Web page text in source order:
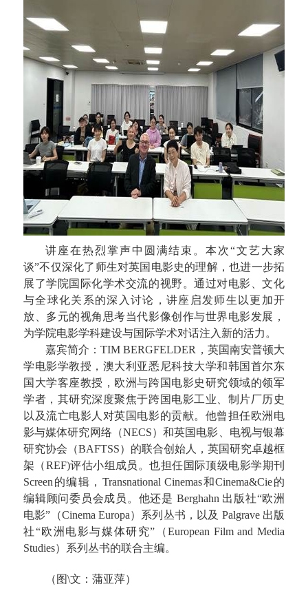
讲座在热烈掌声中圆满结束。本次“文艺大家
谈”不仅深化了师生对英国电影史的理解，也进一步拓
展了学院国际化学术交流的视野。通过对电影、文化
与全球化关系的深入讨论，讲座启发师生以更加开
放、多元的视角思考当代影像创作与世界电影发展，
为学院电影学科建设与国际学术对话注入新的活力。
嘉宾简介：TIM BERGFELDER ，英国南安普顿大
学电影学教授，澳大利亚悉尼科技大学和韩国首尔东
国大学客座教授，欧洲与跨国电影史研究领域的领军
学者，其研究深度聚焦于跨国电影工业、制片厂历史
以及流亡电影人对英国电影的贡献。他曾担任欧洲电
影与媒体研究网络（NECS）和英国电影、电视与银幕
研究协会（BAFTSS）的联合创始人，英国研究卓越框
架（REF)评估小组成员。也担任国际顶级电影学期刊
Screen 的编辑， Transnational Cinemas和Cinema&Cie的
编辑顾问委员会成员。他还是 Berghahn 出版社“欧洲
电影” （Cinema Europa）系列丛书，以及 Palgrave 出版
社“欧洲电影与媒体研究” （European Film and Media
Studies）系列丛书的联合主编。
（图\文：蒲亚萍）